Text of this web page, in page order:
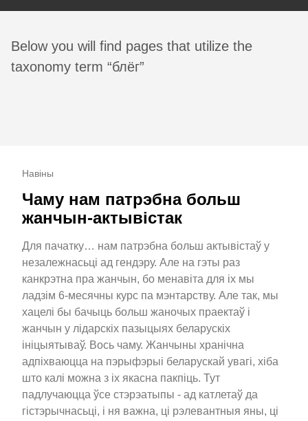
Below you will find pages that utilize the
taxonomy term “блёг”
Навіны
Чаму нам патрэбна больш
жанчын-актывістак
Для пачатку… нам патрэбна больш актывістаў у
незалежнасьці ад гендэру. Але на гэты раз
канкрэтна пра жанчын, бо менавіта для іх мы
ладзім 6-месячны курс па мэнтарству. Але так, мы
хацелі бы бачыць больш жаночых праектаў і
жанчын у лідарскіх пазыцыях беларускіх
ініцыятываў. Вось чаму. Жанчыны хранічна
адпіхваюцца на пэрыфэрыі беларускай увагі, хіба
што калі можна з іх якасна пакпіць. Тут
падлучаюцца ўсе стэрэатыпы - ад катлетаў да
гістэрычнасьці, і ня важна, ці рэлевантныя яны, ці